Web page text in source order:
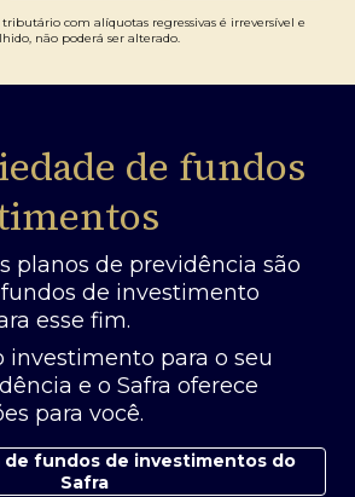
com alíquotas regressivas é irreversível e
não poderá ser alterado.
de fundos
planos de previdência são
de investimento
esse fim.
investimento para o seu
e o Safra oferece
para você.
de fundos de investimentos do
Safra